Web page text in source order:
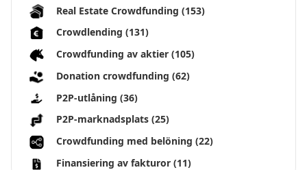
Real Estate Crowdfunding (153)
Crowdlending (131)
Crowdfunding av aktier (105)
Donation crowdfunding (62)
P2P-utlåning (36)
P2P-marknadsplats (25)
Crowdfunding med belöning (22)
Finansiering av fakturor (11)